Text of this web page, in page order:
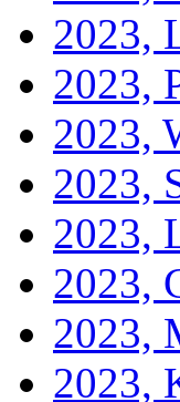
2023,
2023,
2023,
2023,
2023,
2023,
2023,
2023,